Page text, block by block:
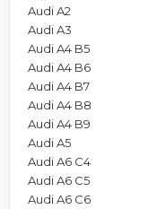
Audi A2
Audi A3
Audi A4 B5
Audi A4 B6
Audi A4 B7
Audi A4 B8
Audi A4 B9
Audi A5
Audi A6 C4
Audi A6 C5
Audi A6 C6